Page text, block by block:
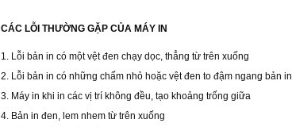
CÁC LỖI THƯỜNG GẶP CỦA MÁY IN
1. Lỗi bản in có một vệt đen chạy dọc, thẳng từ trên xuống
2. Lỗi bản in có những chấm nhỏ hoặc vệt đen to đậm ngang bản in
3. Máy in khi in các vị trí không đều, tạo khoảng trống giữa
4. Bản in đen, lem nhem từ trên xuống